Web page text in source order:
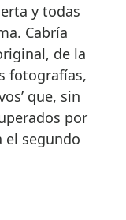
y todas
Cabría
de la
fotografías,
que, sin
por
el segundo